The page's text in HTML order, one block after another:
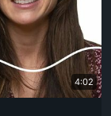
4:02